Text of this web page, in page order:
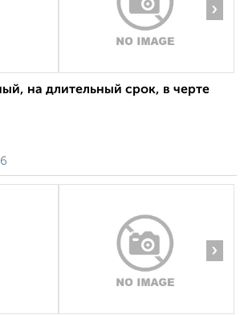
›
на длительный срок, в черте
›